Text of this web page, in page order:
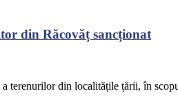
din Răcovăț sancționat
terenurilor din localitățile țării, în